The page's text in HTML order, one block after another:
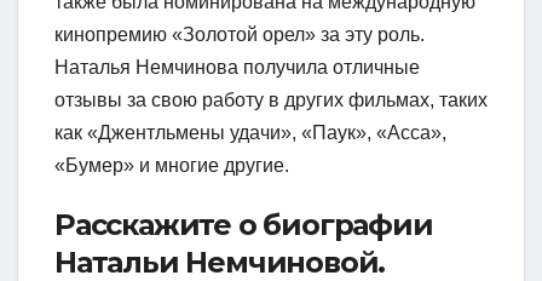
кинопремию «Золотой орел» за эту роль.
Наталья Немчинова получила отличные
отзывы за свою работу в других фильмах, таких
как «Джентльмены удачи», «Паук», «Асса»,
«Бумер» и многие другие.
Расскажите о биографии
Натальи Немчиновой.